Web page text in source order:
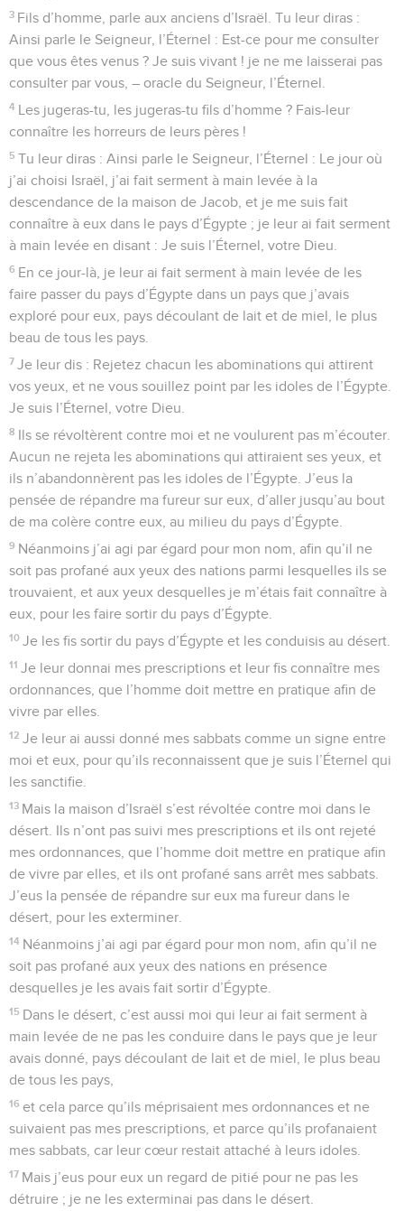
3 Fils d’homme, parle aux anciens d’Israël. Tu leur diras :
Ainsi parle le Seigneur, l’Éternel : Est-ce pour me consulter
que vous êtes venus ? Je suis vivant ! je ne me laisserai pas
consulter par vous, – oracle du Seigneur, l’Éternel.
4 Les jugeras-tu, les jugeras-tu fils d’homme ? Fais-leur
connaître les horreurs de leurs pères !
5 Tu leur diras : Ainsi parle le Seigneur, l’Éternel : Le jour où
j’ai choisi Israël, j’ai fait serment à main levée à la
descendance de la maison de Jacob, et je me suis fait
connaître à eux dans le pays d’Égypte ; je leur ai fait serment
à main levée en disant : Je suis l’Éternel, votre Dieu.
6 En ce jour-là, je leur ai fait serment à main levée de les
faire passer du pays d’Égypte dans un pays que j’avais
exploré pour eux, pays découlant de lait et de miel, le plus
beau de tous les pays.
7 Je leur dis : Rejetez chacun les abominations qui attirent
vos yeux, et ne vous souillez point par les idoles de l’Égypte.
Je suis l’Éternel, votre Dieu.
8 Ils se révoltèrent contre moi et ne voulurent pas m’écouter.
Aucun ne rejeta les abominations qui attiraient ses yeux, et
ils n’abandonnèrent pas les idoles de l’Égypte. J’eus la
pensée de répandre ma fureur sur eux, d’aller jusqu’au bout
de ma colère contre eux, au milieu du pays d’Égypte.
9 Néanmoins j’ai agi par égard pour mon nom, afin qu’il ne
soit pas profané aux yeux des nations parmi lesquelles ils se
trouvaient, et aux yeux desquelles je m’étais fait connaître à
eux, pour les faire sortir du pays d’Égypte.
10 Je les fis sortir du pays d’Égypte et les conduisis au désert.
11 Je leur donnai mes prescriptions et leur fis connaître mes
ordonnances, que l’homme doit mettre en pratique afin de
vivre par elles.
12 Je leur ai aussi donné mes sabbats comme un signe entre
moi et eux, pour qu’ils reconnaissent que je suis l’Éternel qui
les sanctifie.
13 Mais la maison d’Israël s’est révoltée contre moi dans le
désert. Ils n’ont pas suivi mes prescriptions et ils ont rejeté
mes ordonnances, que l’homme doit mettre en pratique afin
de vivre par elles, et ils ont profané sans arrêt mes sabbats.
J’eus la pensée de répandre sur eux ma fureur dans le
désert, pour les exterminer.
14 Néanmoins j’ai agi par égard pour mon nom, afin qu’il ne
soit pas profané aux yeux des nations en présence
desquelles je les avais fait sortir d’Égypte.
15 Dans le désert, c’est aussi moi qui leur ai fait serment à
main levée de ne pas les conduire dans le pays que je leur
avais donné, pays découlant de lait et de miel, le plus beau
de tous les pays,
16 et cela parce qu’ils méprisaient mes ordonnances et ne
suivaient pas mes prescriptions, et parce qu’ils profanaient
mes sabbats, car leur cœur restait attaché à leurs idoles.
17 Mais j’eus pour eux un regard de pitié pour ne pas les
détruire ; je ne les exterminai pas dans le désert.